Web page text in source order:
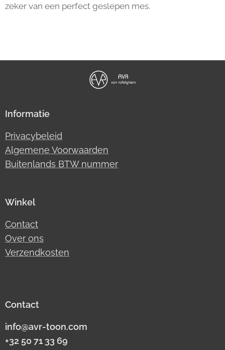
zeker van een perfect geslepen mes.
Informatie
Privacybeleid
Algemene Voorwaarden
Buitenlands BTW nummer
Winkel
Contact
Over ons
Verzendkosten
Contact
info@avr-toon.com
+32 50 71 33 69